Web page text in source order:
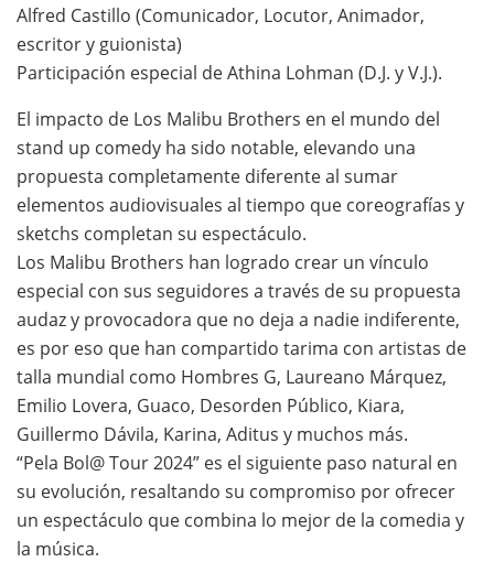
Alfred Castillo (Comunicador, Locutor, Animador,
escritor y guionista)
Participación especial de Athina Lohman (D.J. y V.J.).
El impacto de Los Malibu Brothers en el mundo del
stand up comedy ha sido notable, elevando una
propuesta completamente diferente al sumar
elementos audiovisuales al tiempo que coreografías y
sketchs completan su espectáculo.
Los Malibu Brothers han logrado crear un vínculo
especial con sus seguidores a través de su propuesta
audaz y provocadora que no deja a nadie indiferente,
es por eso que han compartido tarima con artistas de
talla mundial como Hombres G, Laureano Márquez,
Emilio Lovera, Guaco, Desorden Público, Kiara,
Guillermo Dávila, Karina, Aditus y muchos más.
“Pela Bol@ Tour 2024” es el siguiente paso natural en
su evolución, resaltando su compromiso por ofrecer
un espectáculo que combina lo mejor de la comedia y
la música.